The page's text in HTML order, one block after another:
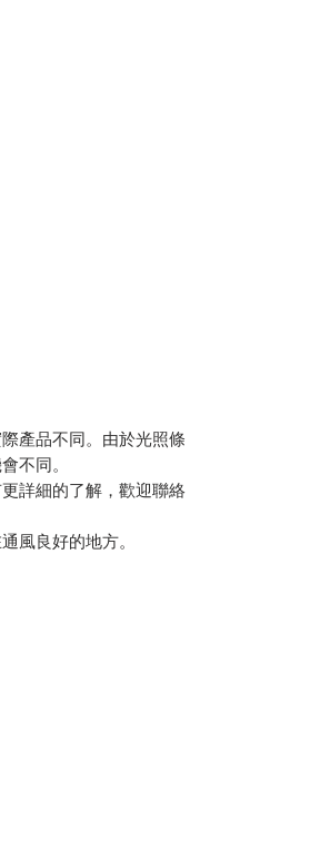
產品不同。由於光照條
不同。
詳細的了解，歡迎聯絡
風良好的地方。